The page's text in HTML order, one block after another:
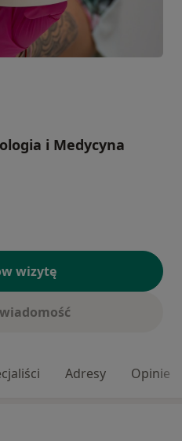
i Medycyna
wizytę
Adresy Opinie